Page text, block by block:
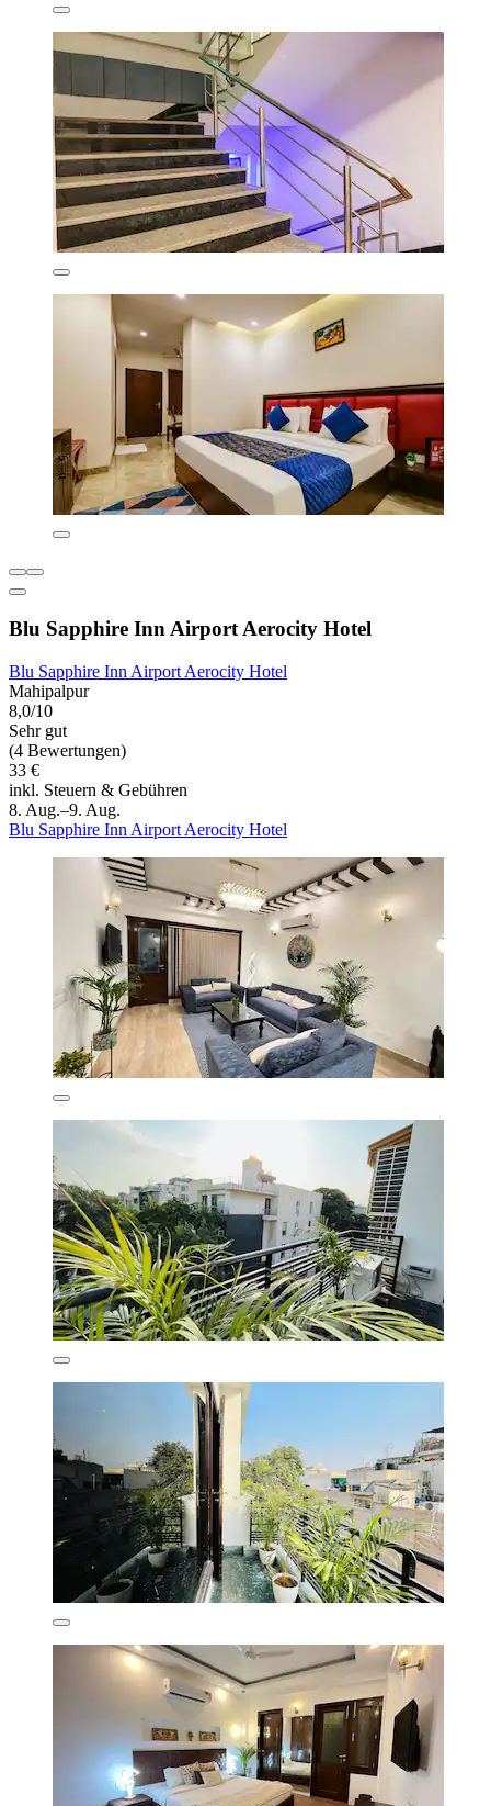
Blu Sapphire Inn Airport Aerocity Hotel
Blu Sapphire Inn Airport Aerocity Hotel
Mahipalpur
8,0/10
Sehr gut
(4 Bewertungen)
33 €
inkl. Steuern & Gebühren
8. Aug.–9. Aug.
Blu Sapphire Inn Airport Aerocity Hotel